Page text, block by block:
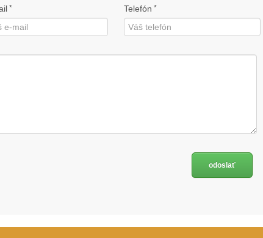
* Telefón *